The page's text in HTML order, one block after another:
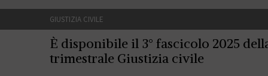
GIUSTIZIA CIVILE
È disponibile il 3° fascicolo 2025
trimestrale Giustizia civile